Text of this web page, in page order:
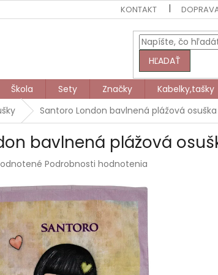
KONTAKT
HĽADAŤ
Škola Sety Značky Kabelky,tašky
Santoro London bavlnená plážová
bavlnená plážová
Podrobnosti hodnotenia